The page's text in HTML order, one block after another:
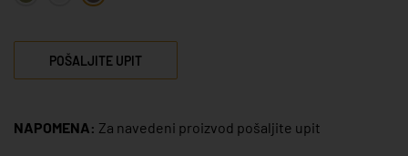
POŠALJITE UPIT
NAPOMENA: Za navedeni proizvod pošaljite upit